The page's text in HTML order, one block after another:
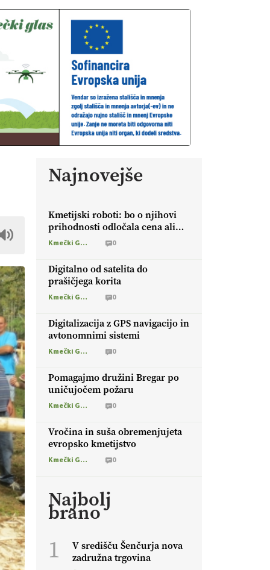
Najnovejše
Kmetijski roboti: bo o njihovi
prihodnosti odločala cena ali
prednosti za kmetijo?
Kmečki Glas 0
Digitalno od satelita do
prašičjega korita
Kmečki Glas 0
Digitalizacija z GPS navigacijo in
avtonomnimi sistemi
Kmečki Glas 0
Pomagajmo družini Bregar po
uničujočem požaru
Kmečki Glas 0
Vročina in suša obremenjujeta
evropsko kmetijstvo
Kmečki Glas 0
Najbolj
brano
1
V središču Šenčurja nova
zadružna trgovina